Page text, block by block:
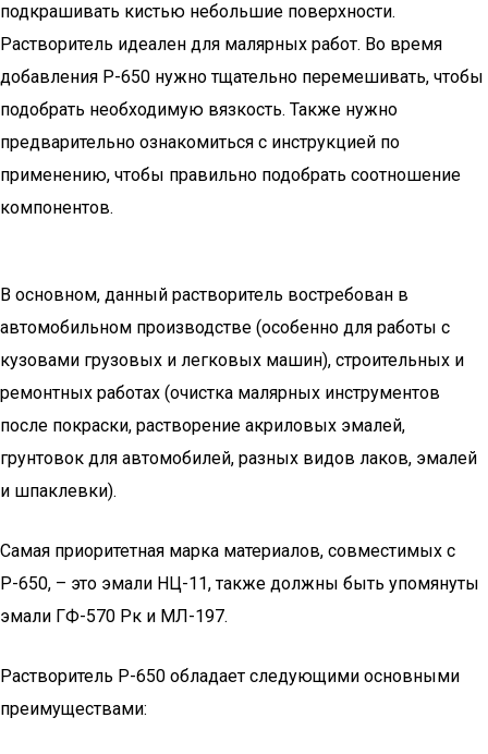
подкрашивать кистью небольшие поверхности.
Растворитель идеален для малярных работ. Во время
добавления Р-650 нужно тщательно перемешивать, чтобы
подобрать необходимую вязкость. Также нужно
предварительно ознакомиться с инструкцией по
применению, чтобы правильно подобрать соотношение
компонентов.
В основном, данный растворитель востребован в
автомобильном производстве (особенно для работы с
кузовами грузовых и легковых машин), строительных и
ремонтных работах (очистка малярных инструментов
после покраски, растворение акриловых эмалей,
грунтовок для автомобилей, разных видов лаков, эмалей
и шпаклевки).
Самая приоритетная марка материалов, совместимых с
Р-650, – это эмали НЦ-11, также должны быть упомянуты
эмали ГФ-570 Рк и МЛ-197.
Растворитель Р-650 обладает следующими основными
преимуществами: